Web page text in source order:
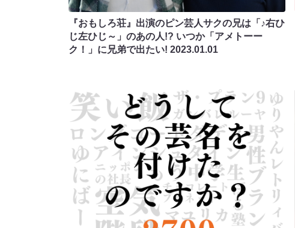
『おもしろ荘』出演のピン芸人サクの兄は「♪右ひ
じ左ひじ～」のあの人!? いつか「アメトーー
ク！」に兄弟で出たい! 2023.01.01